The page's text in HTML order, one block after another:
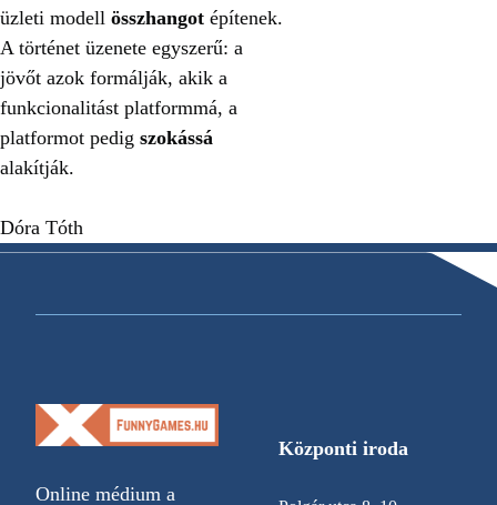
üzleti modell összhangot építenek.
A történet üzenete egyszerű: a
jövőt azok formálják, akik a
funkcionalitást platformmá, a
platformot pedig szokássá
alakítják.
Dóra Tóth
Online médium a
Központi iroda